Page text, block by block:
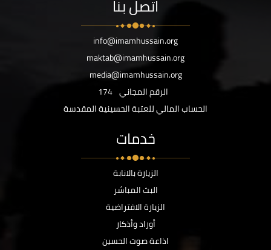
اتصل بنا
info@imamhussain.org
maktab@imamhussain.org
media@imamhussain.org
الرقم المجاني 174
الحساب المالي للعتبة الحسينية المقدسة
خدمات
الزيارة بالانابة
البث المباشر
الزيارة الافتراضية
أوراد وأذكار
اذاعة صوت الحسين